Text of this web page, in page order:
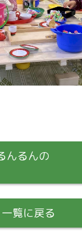
んるんの
一覧に戻る